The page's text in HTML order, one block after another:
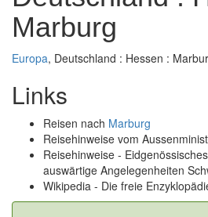
Marburg
Europa, Deutschland : Hessen :
Links
Reisen nach Marburg
Reisehinweise vom
Reisehinweise -
auswärtige Angelegenheiten
Wikipedia - Die freie